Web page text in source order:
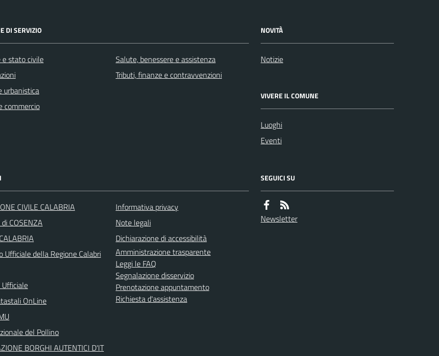
DI SERVIZIO
e stato civile
urbanistica
commercio
Salute, benessere e assistenza
Tributi, finanze e contravvenzioni
NOVITÀ
Notizie
VIVERE IL COMUNE
Luoghi
Eventi
CIVILE CALABRIA
COSENZA
Ufficiale della Regione Calabri
OnLine
del Pollino
BORGHI AUTENTICI D'IT
Informativa privacy
Note legali
Dichiarazione di accessibilità
Amministrazione trasparente
Leggi le FAQ
Segnalazione disservizio
Prenotazione appuntamento
Richiesta d'assistenza
SEGUICI SU
Newsletter